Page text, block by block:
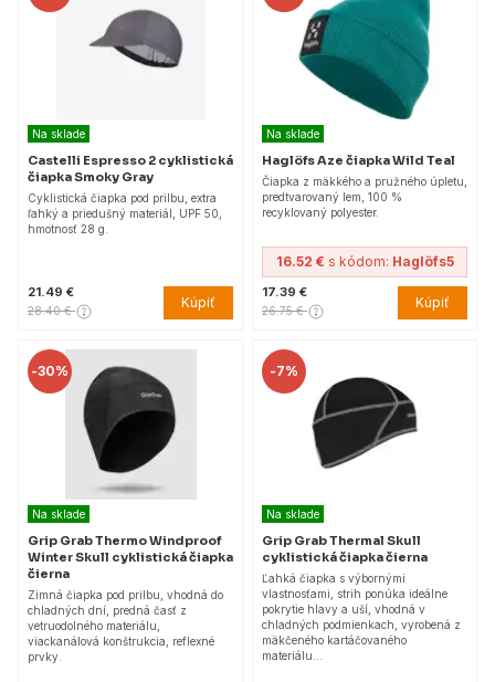
Na sklade
Castelli Espresso 2 cyklistická
čiapka Smoky Gray
Cyklistická čiapka pod prilbu, extra
ľahký a priedušný materiál, UPF 50,
hmotnosť 28 g.
21.49 €
28.40 € Kúpiť
Na sklade
Haglöfs Aze čiapka Wild Teal
Čiapka z mäkkého a pružného úpletu,
predtvarovaný lem, 100 %
recyklovaný polyester.
16.52 € s kódom: Haglöfs5
17.39 €
26.75 € Kúpiť
-30%
Na sklade
Grip Grab Thermo Windproof
Winter Skull cyklistická čiapka
čierna
Zimná čiapka pod prilbu, vhodná do
chladných dní, predná časť z
vetruodolného materiálu,
viackanálová konštrukcia, reflexné
prvky.
-7%
Na sklade
Grip Grab Thermal Skull
cyklistická čiapka čierna
Ľahká čiapka s výbornými
vlastnosťami, strih ponúka ideálne
pokrytie hlavy a uší, vhodná v
chladných podmienkach, vyrobená z
mäkčeného kartáčovaného
materiálu…